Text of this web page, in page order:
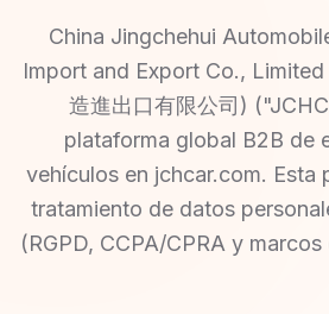
China Jingchehui
Import and Export Co.,
造進出口有限公司)
plataforma global B2B de
vehículos en jchcar.com. Esta
tratamiento de datos
(RGPD, CCPA/CPRA y